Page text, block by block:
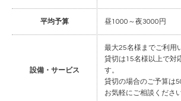
平均予算 昼1000～夜3000円
設備・サービス
最大25名様までご利用
貸切は15名様以上で対
す。
貸切の場合のご予算は
お気軽にご相談ください